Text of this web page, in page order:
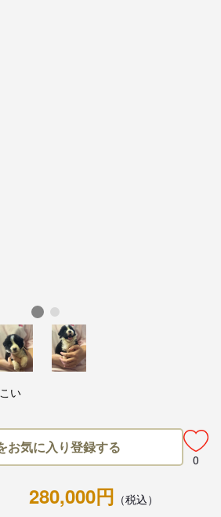
い
お気に入り登録する
0
280,000円 （税込）